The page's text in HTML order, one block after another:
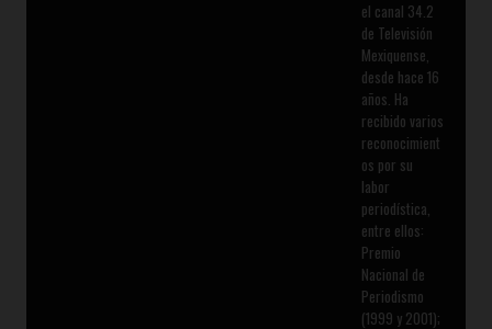
el canal 34.2
de Televisión
Mexiquense,
desde hace 16
años. Ha
recibido varios
reconocimient
os por su
labor
periodística,
entre ellos:
Premio
Nacional de
Periodismo
(1999 y 2001);